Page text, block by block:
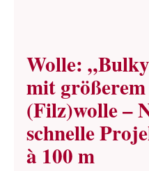
Wolle:
mit
(Filz)wolle –
schnelle
à 100 m